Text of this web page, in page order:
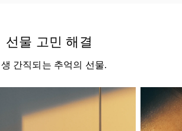
선물 고민 해결
간직되는 추억의 선물.